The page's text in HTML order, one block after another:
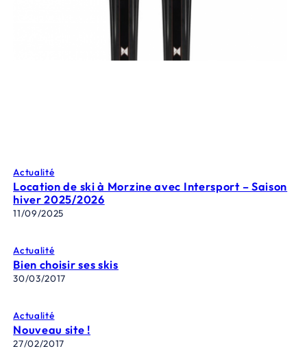
Actualité
Location de ski à Morzine avec Intersport – Saison
hiver 2025/2026
11/09/2025
Actualité
Bien choisir ses skis
30/03/2017
Actualité
Nouveau site !
27/02/2017